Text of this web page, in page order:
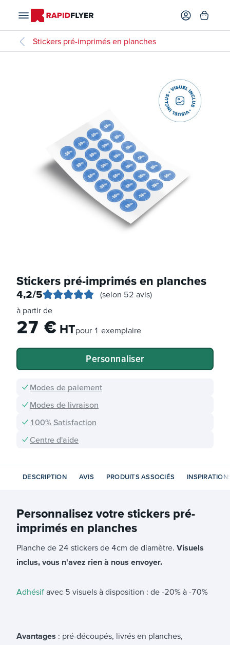
Stickers pré-imprimés en planches
DESCRIPTION AVIS PRODUITS ASSOCIÉS
Stickers pré-imprimés en planches
4,2/5
(selon 52 avis)
à partir de
27 €HTpour 1 exemplaire
Personnaliser
Modes de paiement
Modes de livraison
100% Satisfaction
Centre d'aide
Personnalisez votre stickers pré-
imprimés en planches
Planche de 24 stickers de 4cm de diamètre. Visuels
inclus, vous n'avez rien à nous envoyer.
Adhésif avec 5 visuels à disposition : de -20% à -70%
Avantages : pré-découpés, livrés en planches,